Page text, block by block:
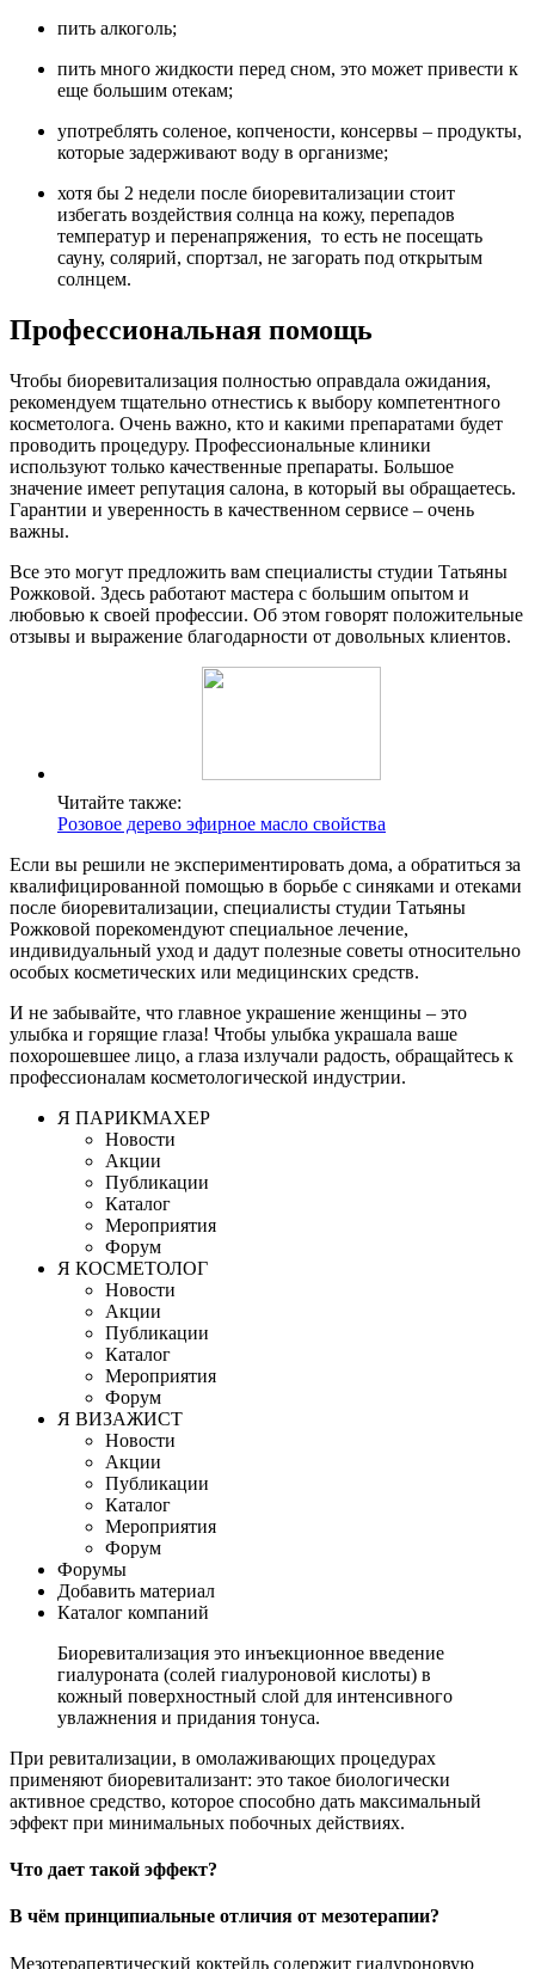
пить алкоголь;
пить много жидкости перед сном, это может привести к
еще большим отекам;
употреблять соленое, копчености, консервы – продукты,
которые задерживают воду в организме;
хотя бы 2 недели после биоревитализации стоит
избегать воздействия солнца на кожу, перепадов
температур и перенапряжения, то есть не посещать
сауну, солярий, спортзал, не загорать под открытым
солнцем.
Профессиональная помощь
Чтобы биоревитализация полностью оправдала ожидания,
рекомендуем тщательно отнестись к выбору компетентного
косметолога. Очень важно, кто и какими препаратами будет
проводить процедуру. Профессиональные клиники
используют только качественные препараты. Большое
значение имеет репутация салона, в который вы обращаетесь.
Гарантии и уверенность в качественном сервисе – очень
важны.
Все это могут предложить вам специалисты студии Татьяны
Рожковой. Здесь работают мастера с большим опытом и
любовью к своей профессии. Об этом говорят положительные
отзывы и выражение благодарности от довольных клиентов.
Читайте также:
Розовое дерево эфирное масло свойства
Если вы решили не экспериментировать дома, а обратиться за
квалифицированной помощью в борьбе с синяками и отеками
после биоревитализации, специалисты студии Татьяны
Рожковой порекомендуют специальное лечение,
индивидуальный уход и дадут полезные советы относительно
особых косметических или медицинских средств.
И не забывайте, что главное украшение женщины – это
улыбка и горящие глаза! Чтобы улыбка украшала ваше
похорошевшее лицо, а глаза излучали радость, обращайтесь к
профессионалам косметологической индустрии.
Я ПАРИКМАХЕР
Новости
Акции
Публикации
Каталог
Мероприятия
Форум
Я КОСМЕТОЛОГ
Новости
Акции
Публикации
Каталог
Мероприятия
Форум
Я ВИЗАЖИСТ
Новости
Акции
Публикации
Каталог
Мероприятия
Форум
Форумы
Добавить материал
Каталог компаний
Биоревитализация это инъекционное введение
гиалуроната (солей гиалуроновой кислоты) в
кожный поверхностный слой для интенсивного
увлажнения и придания тонуса.
При ревитализации, в омолаживающих процедурах
применяют биоревитализант: это такое биологически
активное средство, которое способно дать максимальный
эффект при минимальных побочных действиях.
Что дает такой эффект?
В чём принципиальные отличия от мезотерапии?
Мезотерапевтический коктейль содержит гиалуроновую